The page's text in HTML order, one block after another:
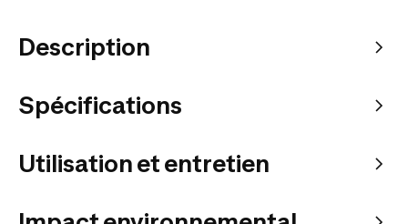
Description
Spécifications
Utilisation et entretien